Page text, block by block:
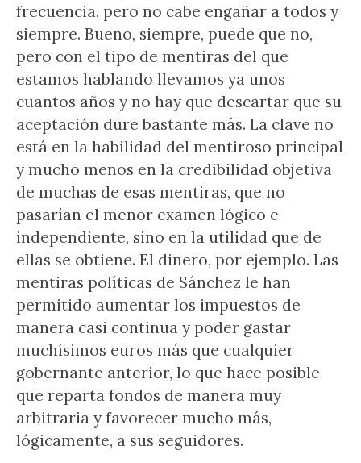
frecuencia, pero no cabe engañar a todos y
siempre. Bueno, siempre, puede que no,
pero con el tipo de mentiras del que
estamos hablando llevamos ya unos
cuantos años y no hay que descartar que su
aceptación dure bastante más. La clave no
está en la habilidad del mentiroso principal
y mucho menos en la credibilidad objetiva
de muchas de esas mentiras, que no
pasarían el menor examen lógico e
independiente, sino en la utilidad que de
ellas se obtiene. El dinero, por ejemplo. Las
mentiras políticas de Sánchez le han
permitido aumentar los impuestos de
manera casi continua y poder gastar
muchísimos euros más que cualquier
gobernante anterior, lo que hace posible
que reparta fondos de manera muy
arbitraria y favorecer mucho más,
lógicamente, a sus seguidores.